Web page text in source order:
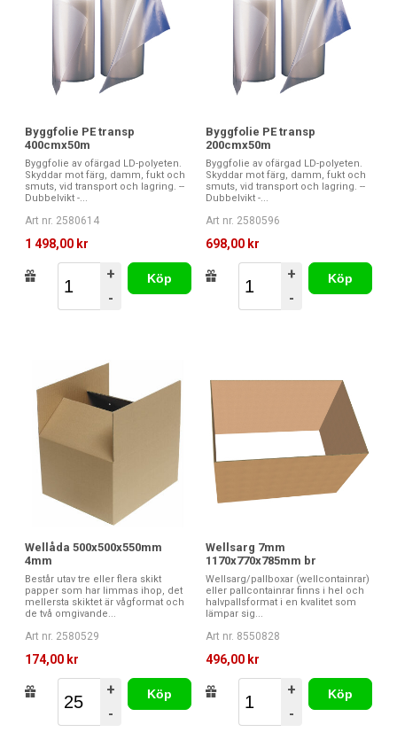
Byggfolie PE transp
400cmx50m
Byggfolie av ofärgad LD-polyeten.
Skyddar mot färg, damm, fukt och
smuts, vid transport och lagring. --
Dubbelvikt -...
Art nr. 2580614
1 498,00 kr
+
-
Köp
Byggfolie PE transp
200cmx50m
Byggfolie av ofärgad LD-polyeten.
Skyddar mot färg, damm, fukt och
smuts, vid transport och lagring. --
Dubbelvikt -...
Art nr. 2580596
698,00 kr
+
-
Köp
Wellåda 500x500x550mm
4mm
Består utav tre eller flera skikt
papper som har limmas ihop, det
mellersta skiktet är vågformat och
de två omgivande...
Art nr. 2580529
174,00 kr
+
-
Köp
Wellsarg 7mm
1170x770x785mm br
Wellsarg/pallboxar (wellcontainrar)
eller pallcontainrar finns i hel och
halvpallsformat i en kvalitet som
lämpar sig...
Art nr. 8550828
496,00 kr
+
-
Köp